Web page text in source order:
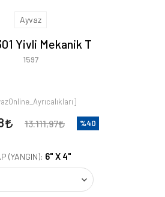
Ayvaz
Yivli Mekanik T
1597
13.111,97 %40
(YANGIN): 6" X 4"